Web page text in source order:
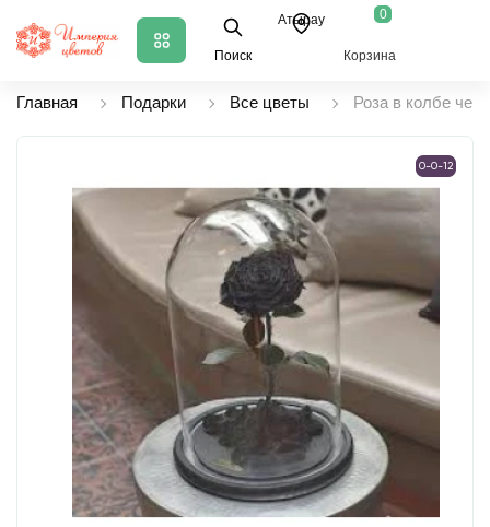
Поиск
Атырау 0
Корзина
Главная Подарки Все цветы Роза в колбе
0-0-12